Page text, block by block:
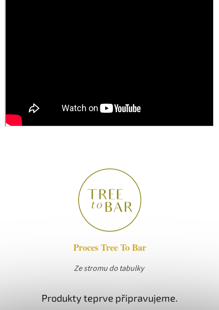
Proces Tree To Bar
Ze stromu do tabulky
Produkty teprve připravujeme.